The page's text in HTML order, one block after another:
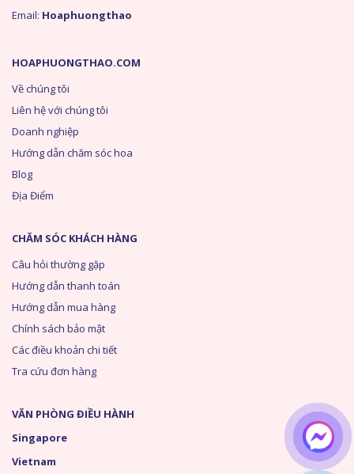
HOAPHUONGTHAO.COM
Về chúng tôi
Liên hệ với chúng tôi
Doanh nghiệp
Hướng dẫn chăm sóc hoa
Blog
Địa Điểm
CHĂM SÓC KHÁCH HÀNG
Câu hỏi thường gặp
Hướng dẫn thanh toán
Hướng dẫn mua hàng
Chính sách bảo mật
Các điều khoản chi tiết
Tra cứu đơn hàng
Email: Hoaphuongthao
VĂN PHÒNG ĐIỀU HÀNH
Singapore
Vietnam